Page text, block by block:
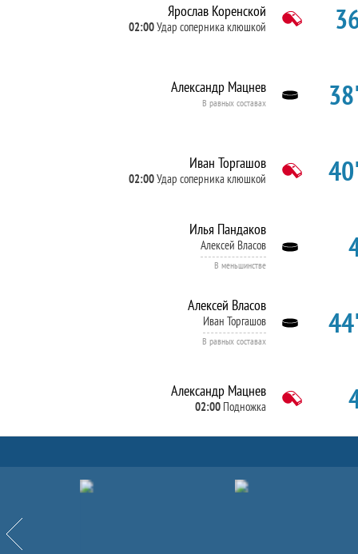
Ярослав Коренской
02:00Удар соперника клюшкой
Александр Мацнев
В равных составах
Иван Торгашов
02:00Удар соперника клюшкой
Илья Пандаков
Алексей Власов
В меньшинстве
Алексей Власов
Иван Торгашов
В равных составах
Александр Мацнев
02:00 Подножка
Назад